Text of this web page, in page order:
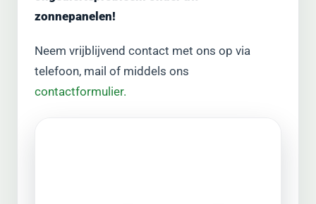
zonnepanelen!
Neem vrijblijvend contact met ons op via
telefoon, mail of middels ons
contactformulier.